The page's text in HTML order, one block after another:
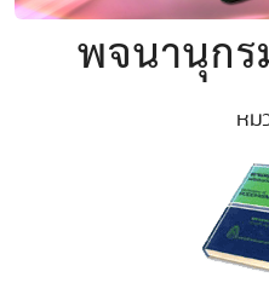
พจนานุก
หม